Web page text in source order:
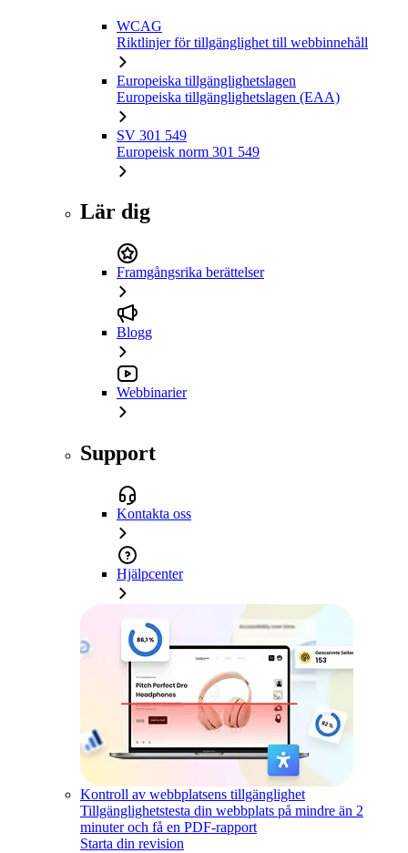
WCAG
Riktlinjer för tillgänglighet till webbinnehåll
Europeiska tillgänglighetslagen
Europeiska tillgänglighetslagen (EAA)
SV 301 549
Europeisk norm 301 549
Lär dig
Framgångsrika berättelser
Blogg
Webbinarier
Support
Kontakta oss
Hjälpcenter
Kontroll av webbplatsens tillgänglighet
Tillgänglighetstesta din webbplats på mindre än 2
minuter och få en PDF-rapport
Starta din revision